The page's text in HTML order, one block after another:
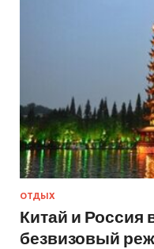
ОТДЫХ
Китай и Россия
безвизовый